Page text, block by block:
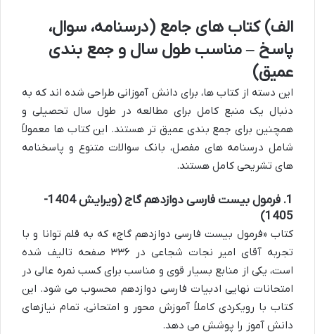
الف) کتاب های جامع (درسنامه، سوال،
پاسخ – مناسب طول سال و جمع بندی
عمیق)
این دسته از کتاب ها، برای دانش آموزانی طراحی شده اند که به
دنبال یک منبع کامل برای مطالعه در طول سال تحصیلی و
همچنین برای جمع بندی عمیق تر هستند. این کتاب ها معمولاً
شامل درسنامه های مفصل، بانک سوالات متنوع و پاسخنامه
های تشریحی کامل هستند.
1. فرمول بیست فارسی دوازدهم گاج (ویرایش 1404-
1405)
کتاب «فرمول بیست فارسی دوازدهم گاج» که به قلم توانا و با
تجربه آقای امیر نجات شجاعی در ۳۳۶ صفحه تالیف شده
است، یکی از منابع بسیار قوی و مناسب برای کسب نمره عالی در
امتحانات نهایی ادبیات فارسی دوازدهم محسوب می شود. این
کتاب با رویکردی کاملاً آموزش محور و امتحانی، تمام نیازهای
دانش آموز را پوشش می دهد.